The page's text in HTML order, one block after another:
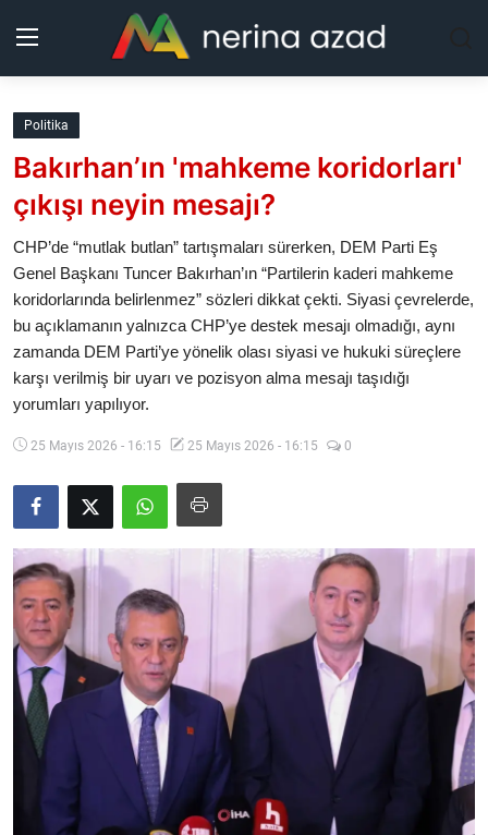
Kurdistan
Bölgeler
Güncel
Analiz
Makaleler
Galeri
Video
Yazarlar
Arşiv
İletişim
Türkçe Kurdi
Politika
Bakırhan’ın 'mahkeme koridorları'
çıkışı neyin mesajı?
CHP’de “mutlak butlan” tartışmaları sürerken, DEM Parti Eş
Genel Başkanı Tuncer Bakırhan’ın “Partilerin kaderi mahkeme
koridorlarında belirlenmez” sözleri dikkat çekti. Siyasi çevrelerde,
bu açıklamanın yalnızca CHP’ye destek mesajı olmadığı, aynı
zamanda DEM Parti’ye yönelik olası siyasi ve hukuki süreçlere
karşı verilmiş bir uyarı ve pozisyon alma mesajı taşıdığı
yorumları yapılıyor.
25 Mayıs 2026 - 16:15 25 Mayıs 2026 - 16:15 0